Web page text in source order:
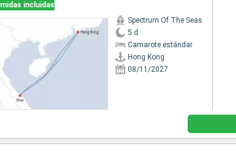
incluidas
Spectrum Of The Seas
5 d
Camarote estándar
Hong Kong
08/11/2027